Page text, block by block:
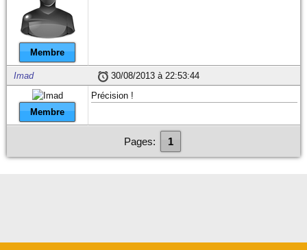
Membre
Imad 30/08/2013 à 22:53:44
Membre
Précision !
Pages: 1